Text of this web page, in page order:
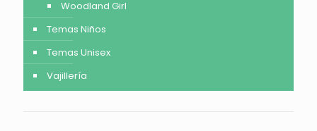
Woodland Girl
Temas Niños
Temas Unisex
Vajillería